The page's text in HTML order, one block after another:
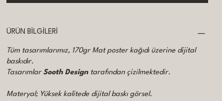
ÜRÜN BİLGİLERİ
Tüm tasarımlarımız, 170gr Mat poster kağıdı üzerine dijital
baskıdır.
TasarımlarSooth Design tarafından çizilmektedir.
Materyal; Yüksek kalitede dijital baskı görsel.